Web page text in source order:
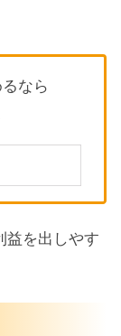
なら
益を出しやす